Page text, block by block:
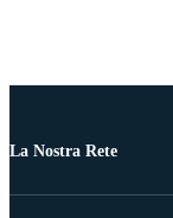
La Nostra Rete